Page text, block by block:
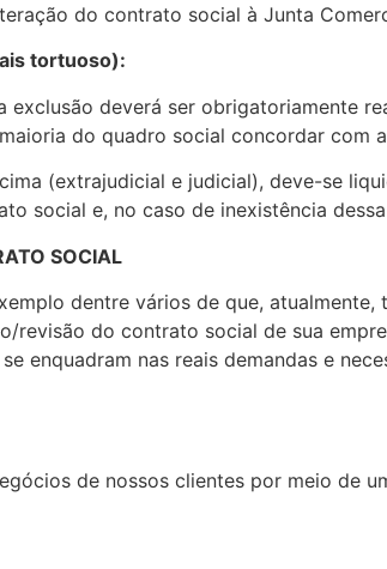
do contrato social à Junta
tortuoso):
exclusão deverá ser obrigatoriamente
do quadro social concordar com
(extrajudicial e judicial), deve-se
social e, no caso de inexistência
SOCIAL
dentre vários de que,
revisão do contrato social de sua
enquadram nas reais demandas e
de nossos clientes por meio de